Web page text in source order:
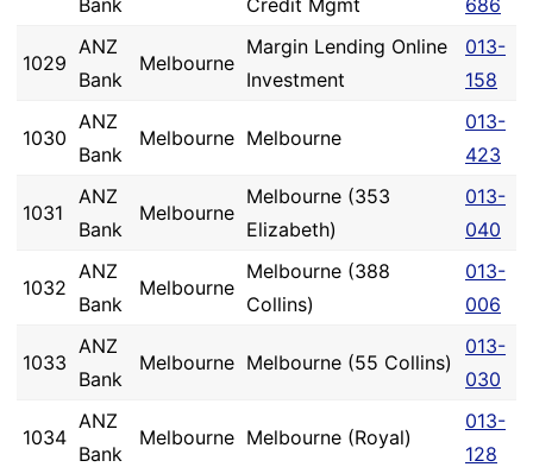
Bank
Credit Mgmt
686
1029
ANZ
Bank
Melbourne
Margin Lending Online
Investment
013-
158
1030
ANZ
Bank
Melbourne Melbourne
013-
423
1031
ANZ
Bank
Melbourne
Melbourne (353
Elizabeth)
013-
040
1032
ANZ
Bank
Melbourne
Melbourne (388
Collins)
013-
006
1033
ANZ
Bank
Melbourne Melbourne (55 Collins)
013-
030
1034
ANZ
Bank
Melbourne Melbourne (Royal)
013-
128